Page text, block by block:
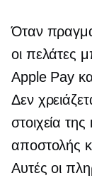
Όταν
οι πελάτες
Apple Pay
Δεν
στοιχεία
αποστολής
Αυτές οι